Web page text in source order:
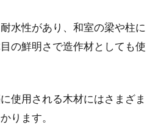
水性があり、和室の梁や柱に
の鮮明さで造作材としても使
使用される木材にはさまざま
ります。